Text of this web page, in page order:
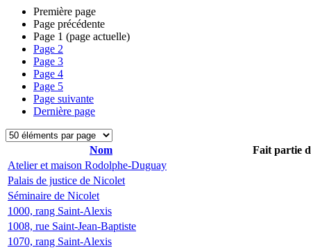
Première page
Page précédente
Page 1 (page actuelle)
Page 2
Page 3
Page 4
Page 5
Page suivante
Dernière page
Nom
Fait partie
Atelier et maison Rodolphe-Duguay
Palais de justice de Nicolet
Séminaire de Nicolet
1000, rang Saint-Alexis
1008, rue Saint-Jean-Baptiste
1070, rang Saint-Alexis